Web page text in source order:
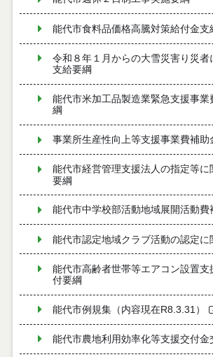
能代市食料品価格高騰対策給付金支
令和８年１月からの大雪災害り災者
支給要綱
能代市米加工品製造業緊急支援事業
綱
事業所生産性向上等支援事業費補助
能代市経営管理支援法人の指定等に
要綱
能代市中学校部活動地域展開活動費
能代市認定地域クラブ活動の認定に
能代市高齢者世帯等エアコン設置支
付要綱
能代市例規集（内容現在R8.3.31）
能代市農地利用効率化等支援交付金